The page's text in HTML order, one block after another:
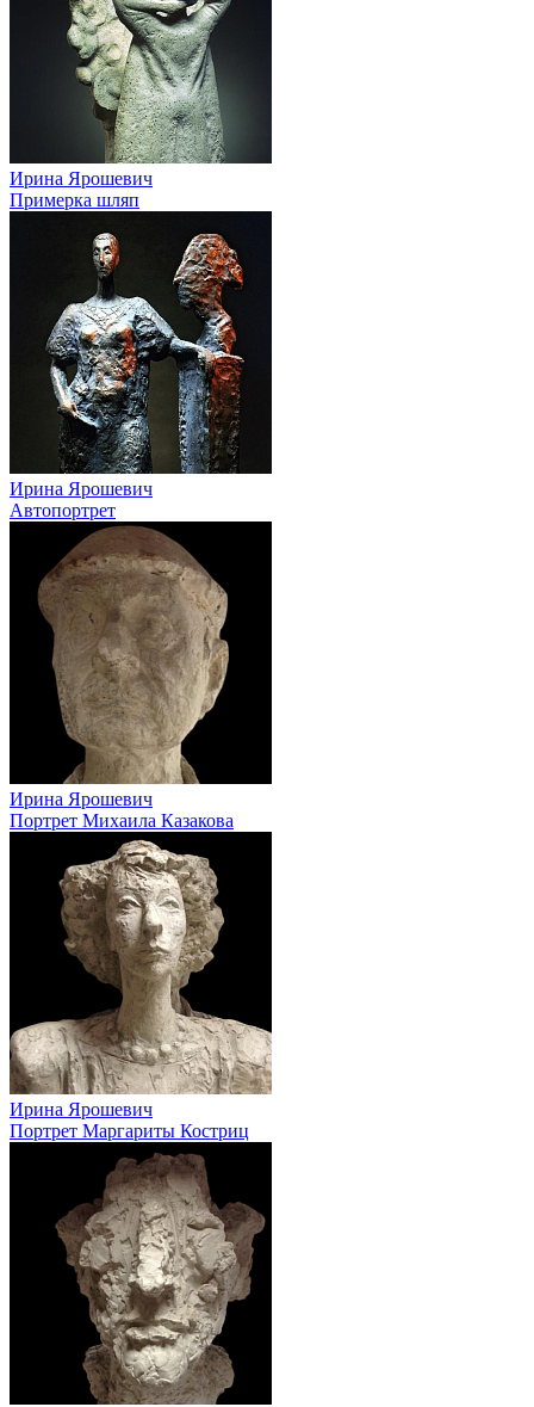
Ирина Ярошевич
Примерка шляп
Ирина Ярошевич
Автопортрет
Ирина Ярошевич
Портрет Михаила Казакова
Ирина Ярошевич
Портрет Маргариты Костриц